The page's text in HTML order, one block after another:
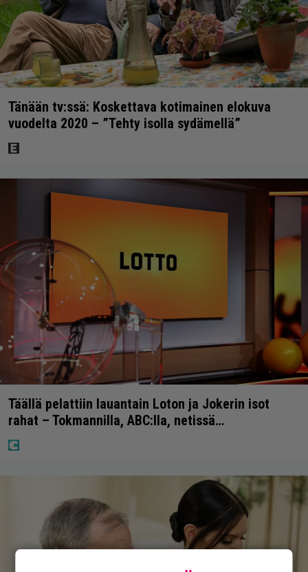
Tänään tv:ssä: Koskettava kotimainen elokuva
vuodelta 2020 – ”Tehty isolla sydämellä”
Täällä pelattiin lauantain Loton ja Jokerin isot
rahat – Tokmannilla, ABC:lla, netissä…